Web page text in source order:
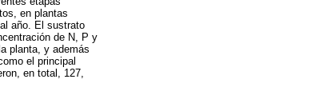
en plantas
año. El sustrato
de N, P y
planta, y además
el principal
en total, 127,